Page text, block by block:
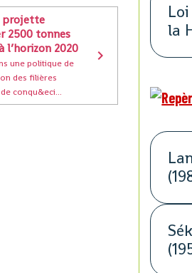
projette
2500 tonnes
l’horizon 2020
une politique de
des filières
conqu&eci...
la